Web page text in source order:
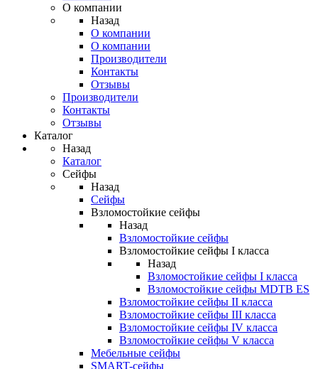
О компании
Назад
О компании
О компании
Производители
Контакты
Отзывы
Производители
Контакты
Отзывы
Каталог
Назад
Каталог
Сейфы
Назад
Сейфы
Взломостойкие сейфы
Назад
Взломостойкие сейфы
Взломостойкие сейфы I класса
Назад
Взломостойкие сейфы I класса
Взломостойкие сейфы MDTB ES
Взломостойкие сейфы II класса
Взломостойкие сейфы III класса
Взломостойкие сейфы IV класса
Взломостойкие сейфы V класса
Мебельные сейфы
SMART-сейфы